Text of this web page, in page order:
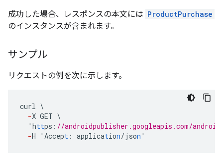
成功した場合、レスポンスの本文には ProductPurchase
のインスタンスが含まれます。
サンプル
リクエストの例を次に示します。
curl \
-X GET \
'https : //androidpublisher.googleapis.com/
-H 'Accept : application/json '